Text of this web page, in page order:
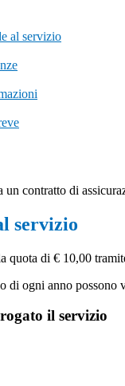
al servizio
contratto di
servizio
quota di € 10,00
di ogni anno possono
il servizio